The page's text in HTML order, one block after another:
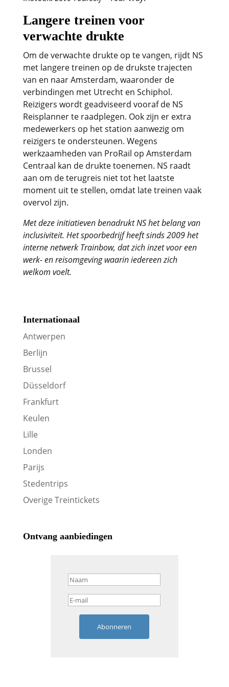
Langere treinen voor
verwachte drukte
Om de verwachte drukte op te vangen, rijdt NS
met langere treinen op de drukste trajecten
van en naar Amsterdam, waaronder de
verbindingen met Utrecht en Schiphol.
Reizigers wordt geadviseerd vooraf de NS
Reisplanner te raadplegen. Ook zijn er extra
medewerkers op het station aanwezig om
reizigers te ondersteunen. Wegens
werkzaamheden van ProRail op Amsterdam
Centraal kan de drukte toenemen. NS raadt
aan om de terugreis niet tot het laatste
moment uit te stellen, omdat late treinen vaak
overvol zijn.
Met deze initiatieven benadrukt NS het belang van
inclusiviteit. Het spoorbedrijf heeft sinds 2009 het
interne netwerk Trainbow, dat zich inzet voor een
werk- en reisomgeving waarin iedereen zich
welkom voelt.
Internationaal
Antwerpen
Berlijn
Brussel
Düsseldorf
Frankfurt
Keulen
Lille
Londen
Parijs
Stedentrips
Overige Treintickets
Ontvang aanbiedingen
Abonneren